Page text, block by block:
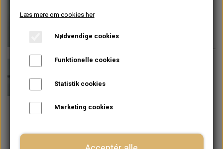
VANDPOLERING
Varenummer: GWB219
ikke på lager. Ca. 14 dages
Læs mere om cookies her
Nødvendige cookies
Funktionelle cookies
Statistik cookies
Marketing cookies